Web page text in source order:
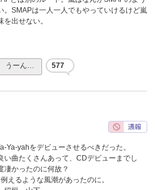
。SMAPは一人一人でもやっていけるけど嵐
出せない。
うーん… 577
Ya-yahをデビューさせるべきだった。
い曲たくさんあって、CDデビューまでし
凄かったのに何故？
えるような風潮があったのに。